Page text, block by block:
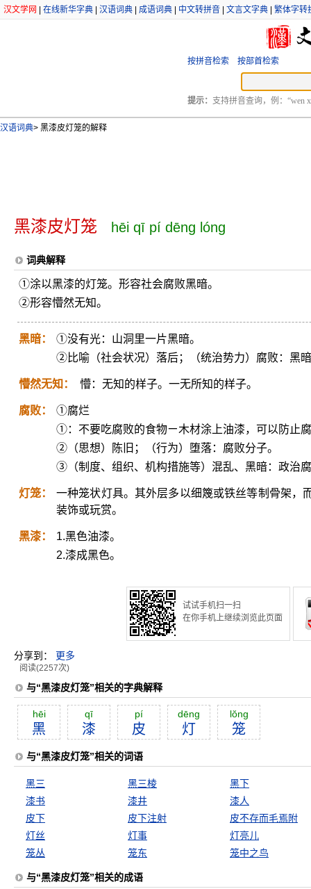
汉文学网 在线新华字典 汉语词典 成语词典 中文转拼音 文言文字典 繁体字转
按拼音检索 按部首检索
提示： 支持拼音查询，例：“wen
汉语词典> 黑漆皮灯笼的解释
黑漆皮灯笼 hēi qī pí dēng lóng
词典解释
①涂以黑漆的灯笼。形容社会腐败黑暗。
②形容懵然无知。
黑暗：
①没有光：山洞里一片黑暗。
②比喻（社会状况）落后；（统治势力）腐败：黑
懵然无知： 懵：无知的样子。一无所知的样子。
腐败：
①腐烂
①：不要吃腐败的食物ㄧ木材涂上油漆，可以防止
②（思想）陈旧；（行为）堕落：腐败分子。
③（制度、组织、机构措施等）混乱、黑暗：政治
灯笼：
一种笼状灯具。其外层多以细篾或铁丝等制骨架，
装饰或玩赏。
黑漆：
1.黑色油漆。
2.漆成黑色。
试试手机扫一扫
在你手机上继续浏览此页面
分享到： 更多
阅读(2257次)
与“黑漆皮灯笼”相关的字典解释
hēi
黑
qī
漆
pí
皮
dēng
灯
lŏng
笼
与“黑漆皮灯笼”相关的词语
黑三 黑三棱
黑下
漆书
漆井
漆人
皮下
皮下注射
皮不存而毛焉附
灯丝
灯事
灯亮儿
笼丛
笼东 笼中之鸟
与“黑漆皮灯笼”相关的成语